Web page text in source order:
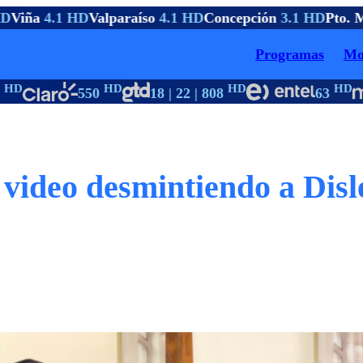
Viña4.1 HDValparaíso4.1 HDConcepción3.1 HDPto.
Programas
550HD 18 | 22 | 808HD 63HD
desmintiendo a